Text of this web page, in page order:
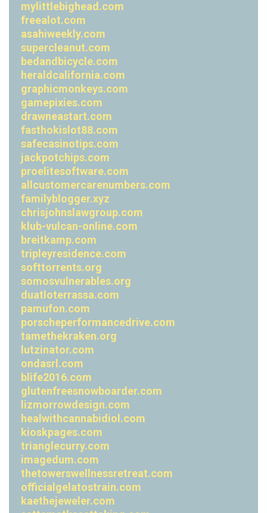
mylittlebighead.com
freealot.com
asahiweekly.com
supercleanut.com
bedandbicycle.com
heraldcalifornia.com
graphicmonkeys.com
gamepixies.com
drawneastart.com
fasthokislot88.com
safecasinotips.com
jackpotchips.com
proelitesoftware.com
allcustomercarenumbers.com
familyblogger.xyz
chrisjohnslawgroup.com
klub-vulcan-online.com
breitkamp.com
tripleyresidence.com
softtorrents.org
somosvulnerables.org
duatloterrassa.com
pamufon.com
porscheperformancedrive.com
tamethekraken.org
lutzinator.com
ondasrl.com
blife2016.com
glutenfreesnowboarder.com
lizmorrowdesign.com
healwithcannabidiol.com
kioskpages.com
trianglecurry.com
imagedum.com
thetowerswellnessretreat.com
officialgelatostrain.com
kaethejeweler.com